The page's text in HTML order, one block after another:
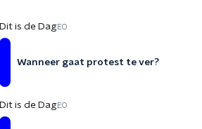
Dit is de DagEO
Wanneer gaat protest te ver?
Dit is de DagEO